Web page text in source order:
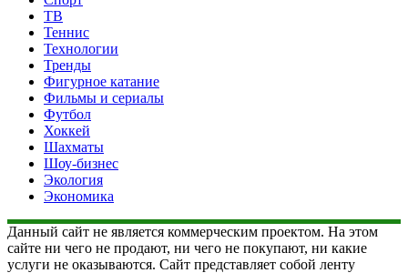
ТВ
Теннис
Технологии
Тренды
Фигурное катание
Фильмы и сериалы
Футбол
Хоккей
Шахматы
Шоу-бизнес
Экология
Экономика
Данный сайт не является коммерческим проектом. На этом
сайте ни чего не продают, ни чего не покупают, ни какие
услуги не оказываются. Сайт представляет собой ленту